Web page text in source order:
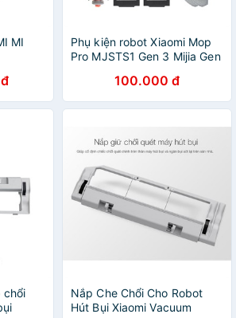
MI
Phụ kiện robot Xiaomi Mop
Pro MJSTS1 Gen 3 Mijia Gen
100.000 đ
chổi
Nắp Che Chổi Cho Robot
Hút Bụi Xiaomi Vacuum